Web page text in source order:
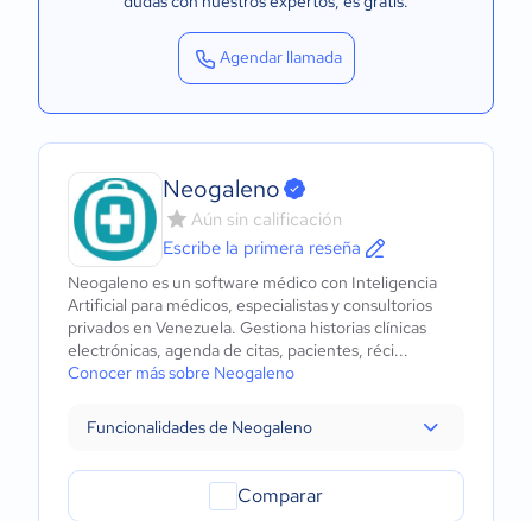
Agendar llamada
Neogaleno
Aún sin calificación
Escribe la primera reseña
Neogaleno es un software médico con Inteligencia
Artificial para médicos, especialistas y consultorios
privados en Venezuela. Gestiona historias clínicas
electrónicas, agenda de citas, pacientes, réci...
Conocer más sobre Neogaleno
Funcionalidades de Neogaleno
Comparar